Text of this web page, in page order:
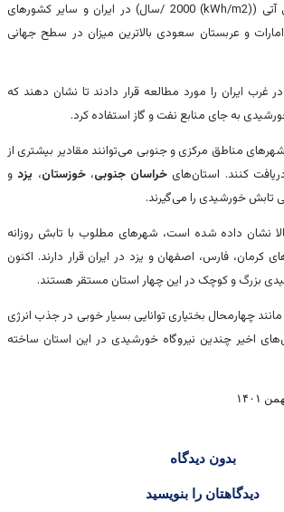
میزان تشعشعات جهانی آتی ((kWh/m2) 2000 /سال) در ایران و سایر کشورهای
و عربستان سعودی بالاترین میزان در سطح جهانی
غرب ایران را مورد مطالعه قرار دادند تا نشان دهند که
به جای منابع نفت و گاز استفاده کرد.
مناطق مرکزی و جنوبی می‌توانند مقادیر بیشتری از
کنند. استان‌های خراسان جنوبی،خوزستان، یزد و
تابش خورشیدی را می‌گیرند.
نشان داده شده است، شهرهای مطلوب با تابش روزانه
کرمان، فارس، اصفهان و یزد در ایران قرار دارند. اکنون
بزرگ و کوچک در این چهار استان مستقر هستند.
مانند چهارمحال بختیاری توانایی بسیار خوبی در جذب انرژی
اخیر چندین نیروگاه خورشیدی در این استان ساخته
بدون دیدگاه
دیدگاهتان را بنویسید